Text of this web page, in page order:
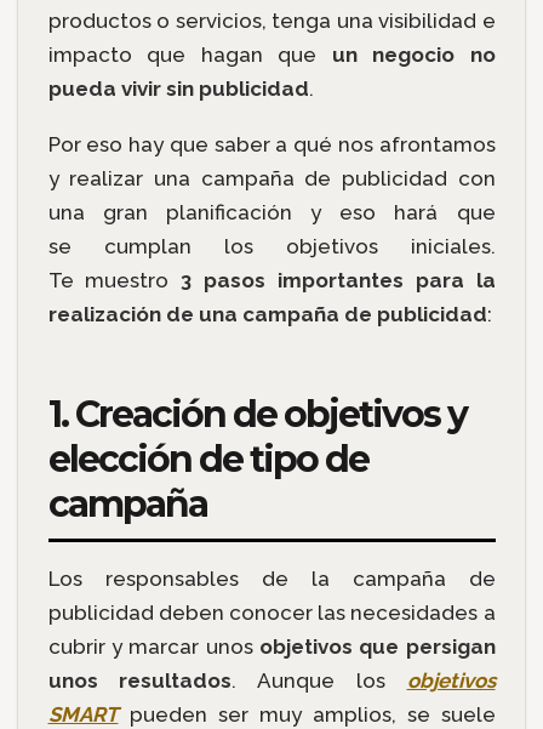
productos o servicios, tenga una visibilidad e
impacto que hagan que un negocio no
pueda vivir sin publicidad.
Por eso hay que saber a qué nos afrontamos
y realizar una campaña de publicidad con
una gran planificación y eso hará que
se cumplan los objetivos iniciales.
Te muestro 3 pasos importantes para la
realización de una campaña de publicidad:
1. Creación de objetivos y
elección de tipo de
campaña
Los responsables de la campaña de
publicidad deben conocer las necesidades a
cubrir y marcar unos objetivos que persigan
unos resultados. Aunque los objetivos
SMARTpueden ser muy amplios, se suele